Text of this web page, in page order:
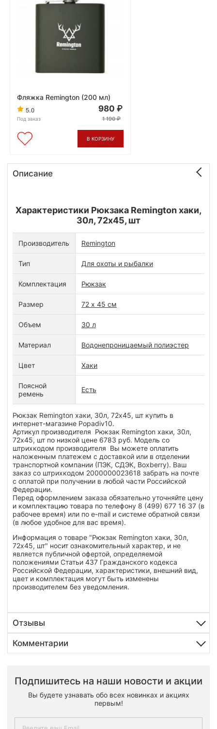
Фляжка Remington (200 мл)
5.0
Под заказ
980
1 190
В КОРЗИНУ
Описание
Характеристики Рюкзака Remington хаки,
30л, 72х45, шт
Производитель Remington
Тип Для охоты и рыбалки
Комплектация Рюкзак
Размер 72 х 45 см
Объем 30 л
Материал Водонепроницаемый полиэстер
Цвет Хаки
Поясной
ремень
Есть
Рюкзак Remington хаки, 30л, 72х45, шт купить в
интернет-магазине Popadiv10.
Артикул производителя Рюкзак Remington хаки, 30л,
72х45, шт по низкой цене 6783 руб. Модель со
штрихкодом производителя Вы можете оплатить
наложенным платежем с доставкой или в отделении
транспортной компании (ПЭК, СДЭК, Boxberry). Ваш
заказ со штрихкодом 2000000023618 забрать на почте
с оплатой при получении в любой части Российской
Федерации.
Перед оформлением заказа обязательно уточняйте цену
и комплектацию товара по телефону 8 (499) 677 16 37 (в
рабочее время) или по e-mail и системе обратной связи
(в любое удобное для вас время).
Информация о товаре "Рюкзак Remington хаки, 30л,
72х45, шт" носит ознакомительный характер, и не
является публичной офертой, определяемой
положениями Статьи 437 Гражданского кодекса
Российской Федерации, характеристики, внешний вид,
цвет и комплектация могут быть изменены
производителем без уведомления.
Отзывы
Комментарии
Подпишитесь на наши новости и акции
Вы будете узнавать обо всех новинках и акциях
первым!